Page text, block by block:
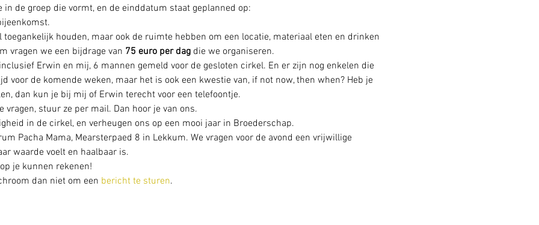
de groep die vormt, en de einddatum staat geplanned op:
houden, maar ook de ruimte hebben om een locatie, materiaal eten en drinken
vragen we een bijdrage van 75 euro per dag die we organiseren.
Erwin en mij, 6 mannen gemeld voor de gesloten cirkel. En er zijn nog enkelen die
voor de komende weken, maar het is ook een kwestie van, if not now, then when? Heb je
dan kun je bij mij of Erwin terecht voor een telefoontje.
vragen, stuur ze per mail. Dan hoor je van ons.
in de cirkel, en verheugen ons op een mooi jaar in Broederschap.
Pacha Mama, Mearsterpaed 8 in Lekkum. We vragen voor de avond een vrijwillige
waarde voelt en haalbaar is.
je kunnen rekenen!
dan niet om een bericht te sturen.